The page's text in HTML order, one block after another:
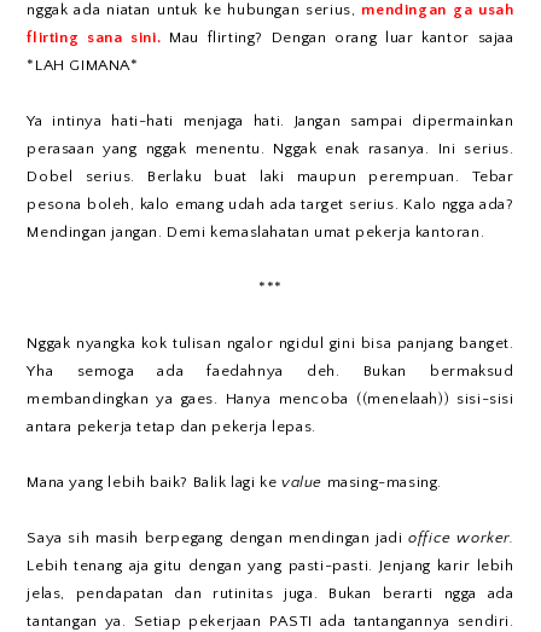
nggak ada niatan untuk ke hubungan serius, mendingan ga usah
flirting sana sini. Mau flirting? Dengan orang luar kantor sajaa
*LAH GIMANA*
Ya intinya hati-hati menjaga hati. Jangan sampai dipermainkan
perasaan yang nggak menentu. Nggak enak rasanya. Ini serius.
Dobel serius. Berlaku buat laki maupun perempuan. Tebar
pesona boleh, kalo emang udah ada target serius. Kalo ngga ada?
Mendingan jangan. Demi kemaslahatan umat pekerja kantoran.
***
Nggak nyangka kok tulisan ngalor ngidul gini bisa panjang banget.
Yha semoga ada faedahnya deh. Bukan bermaksud
membandingkan ya gaes. Hanya mencoba ((menelaah)) sisi-sisi
antara pekerja tetap dan pekerja lepas.
Mana yang lebih baik? Balik lagi kevalue masing-masing.
Saya sih masih berpegang dengan mendingan jadioffice worker.
Lebih tenang aja gitu dengan yang pasti-pasti. Jenjang karir lebih
jelas, pendapatan dan rutinitas juga. Bukan berarti ngga ada
tantangan ya. Setiap pekerjaan PASTI ada tantangannya sendiri.